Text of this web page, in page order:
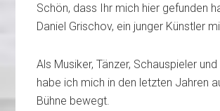
Schön, dass Ihr mich hier gefunden
Daniel Grischov, ein junger Künstler
Als Musiker, Tänzer, Schauspieler
habe ich mich in den letzten Jahren
Bühne bewegt.